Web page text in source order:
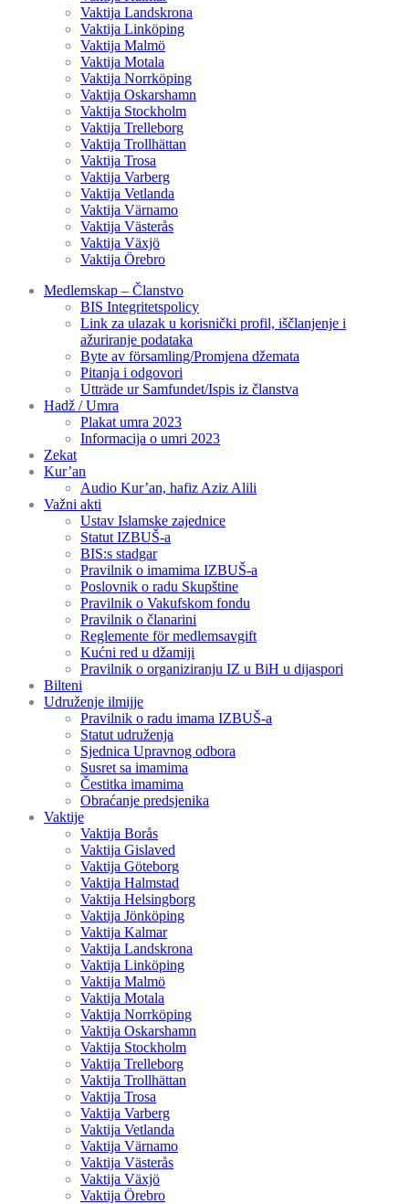
Vaktija Landskrona
Vaktija Linköping
Vaktija Malmö
Vaktija Motala
Vaktija Norrköping
Vaktija Oskarshamn
Vaktija Stockholm
Vaktija Trelleborg
Vaktija Trollhättan
Vaktija Trosa
Vaktija Varberg
Vaktija Vetlanda
Vaktija Värnamo
Vaktija Västerås
Vaktija Växjö
Vaktija Örebro
Medlemskap – Članstvo
BIS Integritetspolicy
Link za ulazak u korisnički profil, iščlanjenje i
ažuriranje podataka
Byte av församling/Promjena džemata
Pitanja i odgovori
Utträde ur Samfundet/Ispis iz članstva
Hadž / Umra
Plakat umra 2023
Informacija o umri 2023
Zekat
Kur’an
Audio Kur’an, hafiz Aziz Alili
Važni akti
Ustav Islamske zajednice
Statut IZBUŠ-a
BIS:s stadgar
Pravilnik o imamima IZBUŠ-a
Poslovnik o radu Skupštine
Pravilnik o Vakufskom fondu
Pravilnik o članarini
Reglemente för medlemsavgift
Kućni red u džamiji
Pravilnik o organiziranju IZ u BiH u dijaspori
Bilteni
Udruženje ilmijje
Pravilnik o radu imama IZBUŠ-a
Statut udruženja
Sjednica Upravnog odbora
Susret sa imamima
Čestitka imamima
Obraćanje predsjenika
Vaktije
Vaktija Borås
Vaktija Gislaved
Vaktija Göteborg
Vaktija Halmstad
Vaktija Helsingborg
Vaktija Jönköping
Vaktija Kalmar
Vaktija Landskrona
Vaktija Linköping
Vaktija Malmö
Vaktija Motala
Vaktija Norrköping
Vaktija Oskarshamn
Vaktija Stockholm
Vaktija Trelleborg
Vaktija Trollhättan
Vaktija Trosa
Vaktija Varberg
Vaktija Vetlanda
Vaktija Värnamo
Vaktija Västerås
Vaktija Växjö
Vaktija Örebro